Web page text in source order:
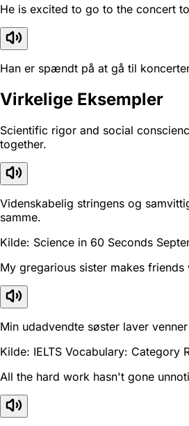
He is excited to go to the concert
Han er spændt på at gå til
Virkelige Eksempler
Scientific rigor and social
together.
Videnskabelig stringens og
samme.
Kilde: Science in 60 Seconds
My gregarious sister makes friends
Min udadvendte søster laver
Kilde: IELTS Vocabulary: Category
All the hard work hasn't gone